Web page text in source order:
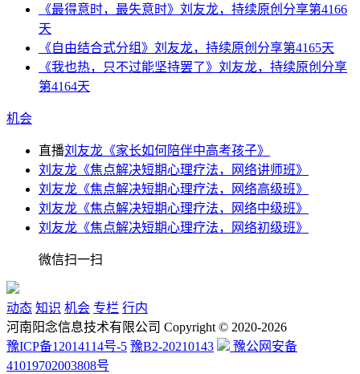
《最得意时，最失意时》刘友龙，持续原创分享第4166
天
《自由结合式分组》刘友龙，持续原创分享第4165天
《我也热，只不过能坚持罢了》刘友龙，持续原创分享
第4164天
机会
直播刘友龙《家长如何陪伴中高考孩子》
刘友龙《焦点解决短期心理疗法，网络讲师班》
刘友龙《焦点解决短期心理疗法，网络高级班》
刘友龙《焦点解决短期心理疗法，网络中级班》
刘友龙《焦点解决短期心理疗法，网络初级班》
微信扫一扫
动态 知识 机会 专栏 行内
河南阳念信息技术有限公司 Copyright © 2020-2026
豫ICP备12014114号-5 豫B2-20210143
豫公网安备
41019702003808号